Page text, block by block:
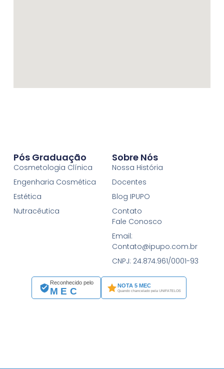
Reconhecido pelo
MEC
NOTA 5 MEC
Quando chancelado pela UNIFATELOS
Pós Graduação
Cosmetologia Clínica
Engenharia Cosmética
Estética
Nutracêutica
Sobre Nós
Nossa História
Docentes
Blog IPUPO
Contato
Fale Conosco
Email:
Contato@ipupo.com.br
CNPJ: 24.874.961/0001-93